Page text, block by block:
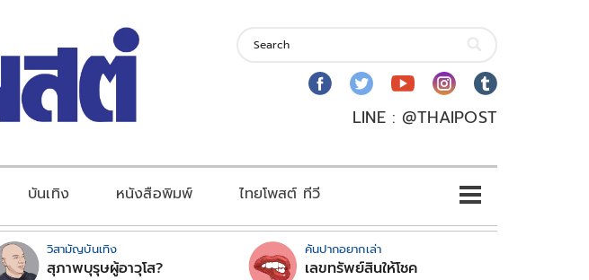
LINE : @THAIPOST
บันเทิง หนังสือพิมพ์ ไทยโพสต์ ทีวี
วิสามัญบันเทิง
สุภาพบุรุษผู้อาวุโส?
คันปากอยากเล่า
เลขทรัพย์สินให้โชค